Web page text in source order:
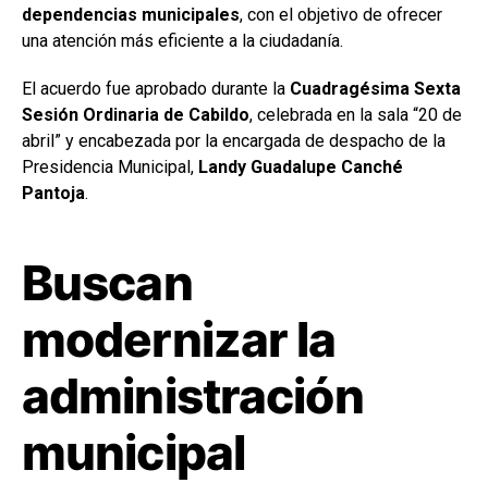
dependencias municipales, con el objetivo de ofrecer
una atención más eficiente a la ciudadanía.
El acuerdo fue aprobado durante la Cuadragésima Sexta
Sesión Ordinaria de Cabildo, celebrada en la sala “20 de
abril” y encabezada por la encargada de despacho de la
Presidencia Municipal, Landy Guadalupe Canché
Pantoja.
Buscan
modernizar la
administración
municipal